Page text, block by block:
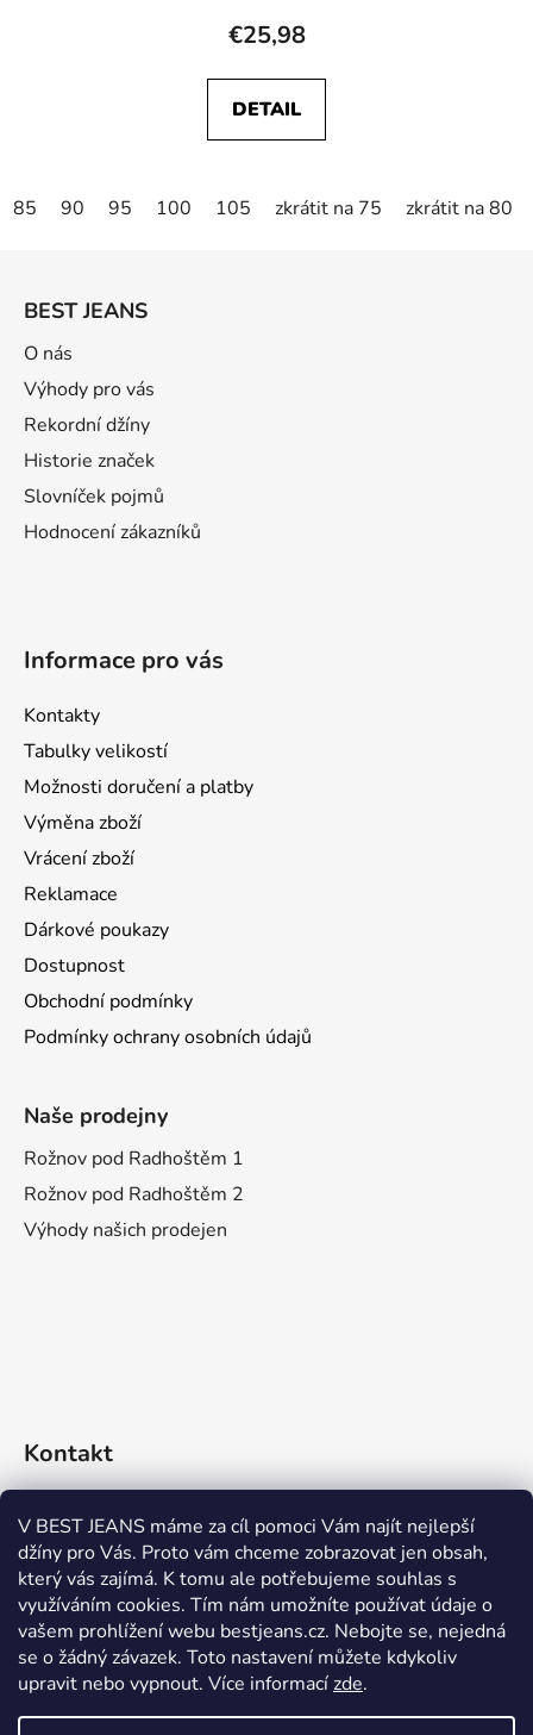
V BEST JEANS máme za cíl pomoci Vám najít nejlepší
džíny pro Vás. Proto vám chceme zobrazovat jen obsah,
který vás zajímá. K tomu ale potřebujeme souhlas s
využíváním cookies. Tím nám umožníte používat údaje o
vašem prohlížení webu bestjeans.cz. Nebojte se, nejedná
se o žádný závazek. Toto nastavení můžete kdykoliv
upravit nebo vypnout. Více informacízde.
€25,98
DETAIL
85 90 95 100 105 zkrátit na 75 zkrátit na 80
BEST JEANS
O nás
Výhody pro vás
Rekordní džíny
Historie značek
Slovníček pojmů
Hodnocení zákazníků
Informace pro vás
Kontakty
Tabulky velikostí
Možnosti doručení a platby
Výměna zboží
Vrácení zboží
Reklamace
Dárkové poukazy
Dostupnost
Obchodní podmínky
Podmínky ochrany osobních údajů
Naše prodejny
Rožnov pod Radhoštěm 1
Rožnov pod Radhoštěm 2
Výhody našich prodejen
Kontakt
eshop@bestjeans.cz
+420 771 200 468
+420 771 200 468